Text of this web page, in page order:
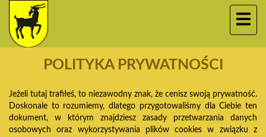
POLITYKA PRYWATNOŚCI
Jeżeli tutaj trafiłeś, to niezawodny znak, że cenisz swoją prywatność.
Doskonale to rozumiemy, dlatego przygotowaliśmy dla Ciebie ten
dokument, w którym znajdziesz zasady przetwarzania danych
osobowych oraz wykorzystywania plików cookies w związku z